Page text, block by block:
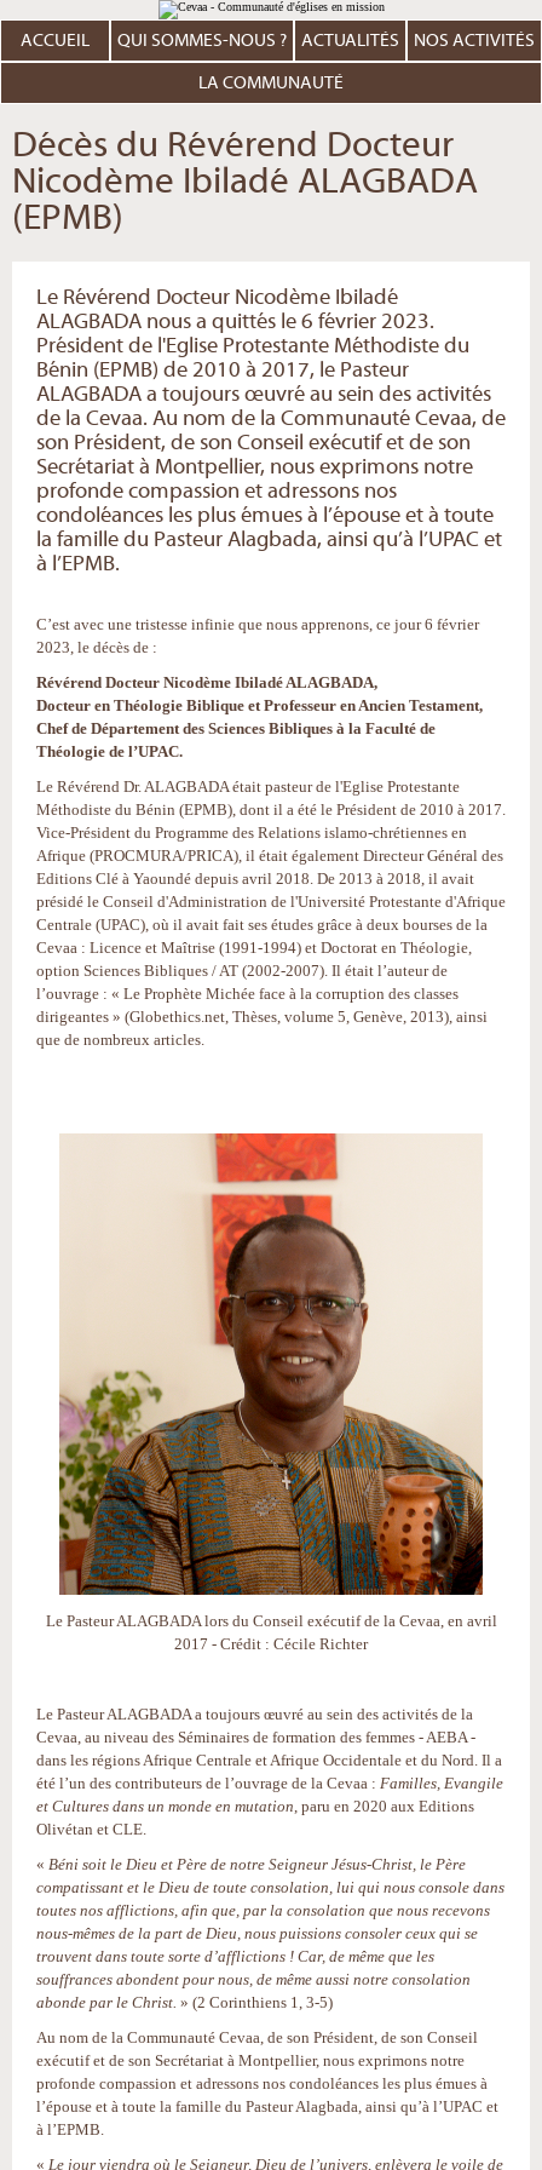
au
contenu.
Aller
personnels
ACCUEIL QUI SOMMES-NOUS ? ACTUALITÉS NOS ACTIVITÉS
LA COMMUNAUTÉ
Décès du Révérend Docteur
Nicodème Ibiladé ALAGBADA
(EPMB)
Le Révérend Docteur Nicodème Ibiladé
ALAGBADA nous a quittés le 6 février 2023.
Président de l'Eglise Protestante Méthodiste du
Bénin (EPMB) de 2010 à 2017, le Pasteur
ALAGBADA a toujours œuvré au sein des activités
de la Cevaa. Au nom de la Communauté Cevaa, de
son Président, de son Conseil exécutif et de son
Secrétariat à Montpellier, nous exprimons notre
profonde compassion et adressons nos
condoléances les plus émues à l’épouse et à toute
la famille du Pasteur Alagbada, ainsi qu’à l’UPAC et
à l’EPMB.
C’est avec une tristesse infinie que nous apprenons, ce jour 6 février
2023, le décès de :
Révérend Docteur Nicodème Ibiladé ALAGBADA,
Docteur en Théologie Biblique et Professeur en Ancien Testament,
Chef de Département des Sciences Bibliques à la Faculté de
Théologie de l’UPAC.
Le Révérend Dr. ALAGBADA était pasteur de l'Eglise Protestante
Méthodiste du Bénin (EPMB), dont il a été le Président de 2010 à 2017.
Vice-Président du Programme des Relations islamo-chrétiennes en
Afrique (PROCMURA/PRICA), il était également Directeur Général des
Editions Clé à Yaoundé depuis avril 2018. De 2013 à 2018, il avait
présidé le Conseil d'Administration de l'Université Protestante d'Afrique
Centrale (UPAC), où il avait fait ses études grâce à deux bourses de la
Cevaa : Licence et Maîtrise (1991-1994) et Doctorat en Théologie,
option Sciences Bibliques / AT (2002-2007). Il était l’auteur de
l’ouvrage : « Le Prophète Michée face à la corruption des classes
dirigeantes » (Globethics.net, Thèses, volume 5, Genève, 2013), ainsi
que de nombreux articles.
Le Pasteur ALAGBADA lors du Conseil exécutif de la Cevaa, en avril
2017 - Crédit : Cécile Richter
Le Pasteur ALAGBADA a toujours œuvré au sein des activités de la
Cevaa, au niveau des Séminaires de formation des femmes - AEBA -
dans les régions Afrique Centrale et Afrique Occidentale et du Nord. Il a
été l’un des contributeurs de l’ouvrage de la Cevaa : Familles, Evangile
et Cultures dans un monde en mutation, paru en 2020 aux Editions
Olivétan et CLE.
« Béni soit le Dieu et Père de notre Seigneur Jésus-Christ, le Père
compatissant et le Dieu de toute consolation, lui qui nous console dans
toutes nos afflictions, afin que, par la consolation que nous recevons
nous-mêmes de la part de Dieu, nous puissions consoler ceux qui se
trouvent dans toute sorte d’afflictions ! Car, de même que les
souffrances abondent pour nous, de même aussi notre consolation
abonde par le Christ. » (2 Corinthiens 1, 3-5)
Au nom de la Communauté Cevaa, de son Président, de son Conseil
exécutif et de son Secrétariat à Montpellier, nous exprimons notre
profonde compassion et adressons nos condoléances les plus émues à
l’épouse et à toute la famille du Pasteur Alagbada, ainsi qu’à l’UPAC et
à l’EPMB.
« Le jour viendra où le Seigneur, Dieu de l’univers, enlèvera le voile de